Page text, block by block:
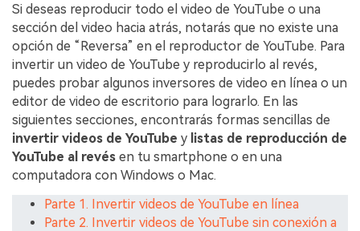
Si deseas reproducir todo el video de YouTube o una
sección del video hacia atrás, notarás que no existe una
opción de “Reversa” en el reproductor de YouTube. Para
invertir un video de YouTube y reproducirlo al revés,
puedes probar algunos inversores de video en línea o un
editor de video de escritorio para lograrlo. En las
siguientes secciones, encontrarás formas sencillas de
invertir videos de YouTube y listas de reproducción de
YouTube al revés en tu smartphone o en una
computadora con Windows o Mac.
Parte 1. Invertir videos de YouTube en línea
Parte 2. Invertir videos de YouTube sin conexión a